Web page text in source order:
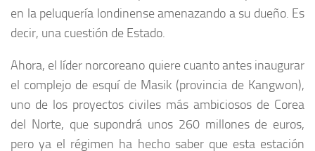
en la peluquería londinense amenazando a su dueño. Es
decir, una cuestión de Estado.
Ahora, el líder norcoreano quiere cuanto antes inaugurar
el complejo de esquí de Masik (provincia de Kangwon),
uno de los proyectos civiles más ambiciosos de Corea
del Norte, que supondrá unos 260 millones de euros,
pero ya el régimen ha hecho saber que esta estación